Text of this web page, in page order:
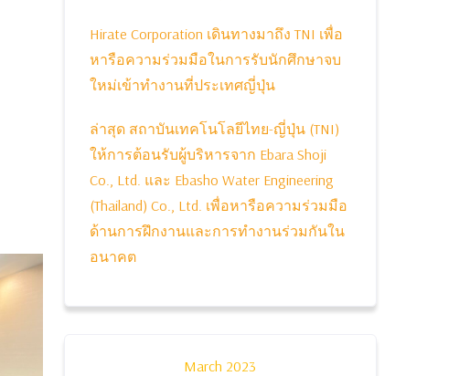
Hirate Corporation เดินทางมาถึง TNI เพื่อ
หารือความร่วมมือในการรับนักศึกษาจบ
ใหม่เข้าทำงานที่ประเทศญี่ปุ่น
ล่าสุด สถาบันเทคโนโลยีไทย-ญี่ปุ่น (TNI)
ให้การต้อนรับผู้บริหารจาก Ebara Shoji
Co., Ltd. และ Ebasho Water Engineering
(Thailand) Co., Ltd. เพื่อหารือความร่วมมือ
ด้านการฝึกงานและการทำงานร่วมกันใน
อนาคต
March 2023